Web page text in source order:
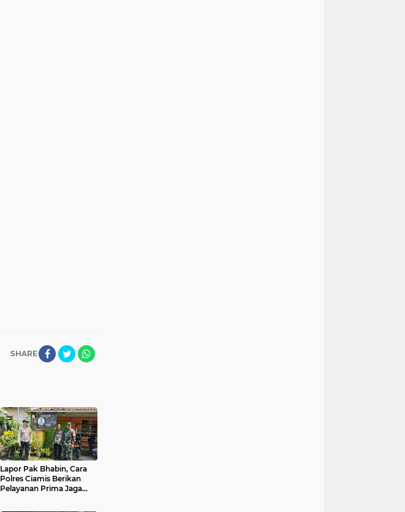
SHARE
Lapor Pak Bhabin, Cara
Polres Ciamis Berikan
Pelayanan Prima Jaga